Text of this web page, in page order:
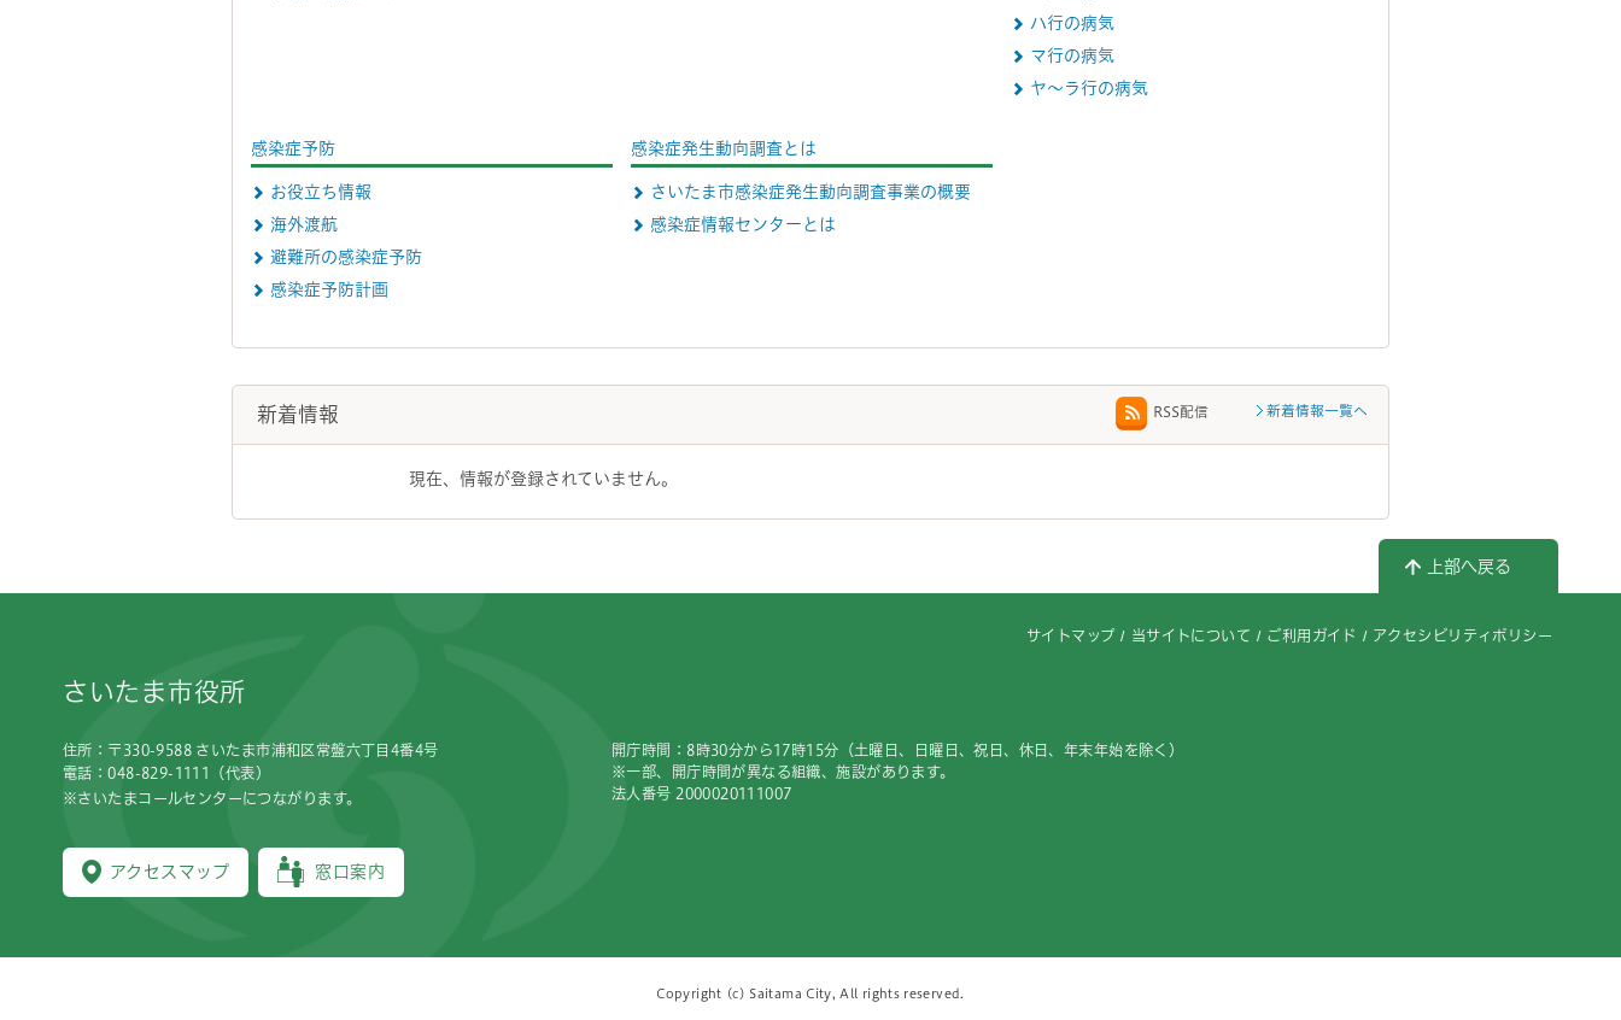
ハ行の病気
マ行の病気
ヤ～ラ行の病気
感染症予防
お役立ち情報
海外渡航
避難所の感染症予防
感染症予防計画
感染症発生動向調査とは
さいたま市感染症発生動向調査事業の概要
感染症情報センターとは
新着情報 新着情報一覧へ
RSS配信
現在、情報が登録されていません。
上部へ戻る
サイトマップ 当サイトについて ご利用ガイド アクセシビリティポリシー
さいたま市役所
住所：〒330-9588 さいたま市浦和区常盤六丁目4番4号
電話：048-829-1111（代表）
※さいたまコールセンターにつながります。
アクセスマップ 窓口案内
開庁時間：8時30分から17時15分（土曜日、日曜日、祝日、休日、年末年始を除く）
※一部、開庁時間が異なる組織、施設があります。
法人番号 2000020111007
Copyright (c) Saitama City, All rights reserved.